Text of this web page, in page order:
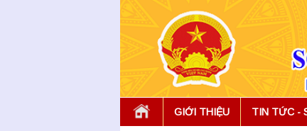
GIỚI THIỆU TIN TỨC -